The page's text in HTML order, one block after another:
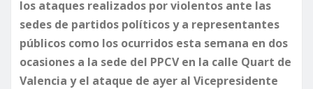
los ataques realizados por violentos ante las
sedes de partidos políticos y a representantes
públicos como los ocurridos esta semana en dos
ocasiones a la sede del PPCV en la calle Quart de
Valencia y el ataque de ayer al Vicepresidente